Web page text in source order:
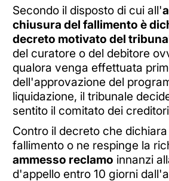
Secondo il disposto di cui all'
chiusura del fallimento è
decreto motivato del
del curatore o del debitore
qualora venga effettuata
dell'approvazione del
liquidazione, il tribunale
sentito il comitato dei
Contro il decreto che
fallimento o ne respinge la
ammesso reclamo innanzi
d'appello entro 10 giorni